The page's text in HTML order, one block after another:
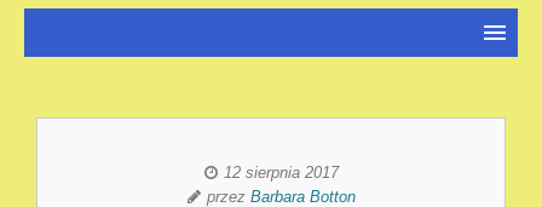
12 sierpnia 2017
przez Barbara Botton